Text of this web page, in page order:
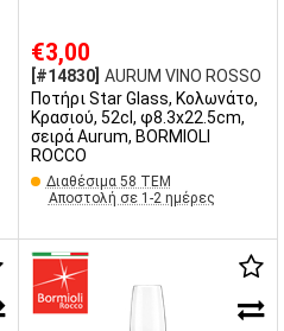
€3,00
[#14830] AURUM VINO ROSSO
Ποτήρι Star Glass, Κολωνάτο,
Κρασιού, 52cl, φ8.3x22.5cm,
σειρά Aurum, BORMIOLI
ROCCO
Διαθέσιμα 58 ΤΕΜ
Αποστολή σε 1-2 ημέρες